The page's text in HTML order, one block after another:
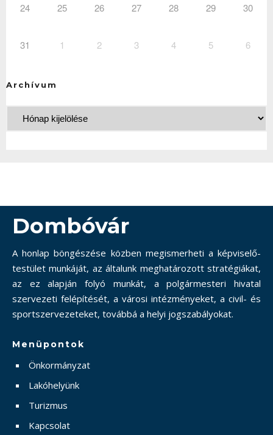
24 25 26 27 28 29 30
31 1 2 3 4 5 6
Archívum
Dombóvár
A honlap böngészése közben megismerheti a képviselő-
testület munkáját, az általunk meghatározott stratégiákat,
az ez alapján folyó munkát, a polgármesteri hivatal
szervezeti felépítését, a városi intézményeket, a civil- és
sportszervezeteket, továbbá a helyi jogszabályokat.
Menüpontok
Önkormányzat
Lakóhelyünk
Turizmus
Kapcsolat